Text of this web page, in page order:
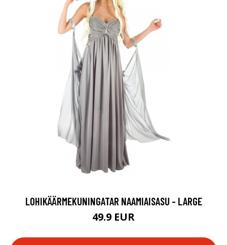
LOHIKÄÄRMEKUNINGATAR NAAMIAISASU - LARGE
49.9 EUR